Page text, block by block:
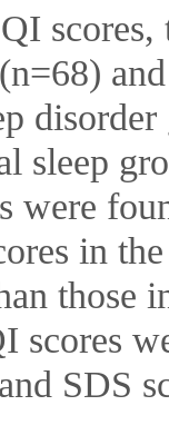
sleep
were
in
those
scores
SDS